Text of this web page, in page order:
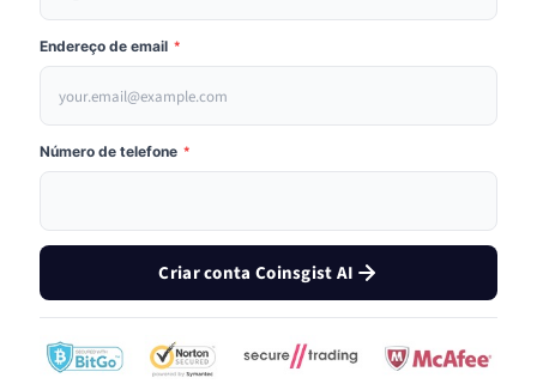
Endereço de email *
Número de telefone *
Criar conta Coinsgist AI